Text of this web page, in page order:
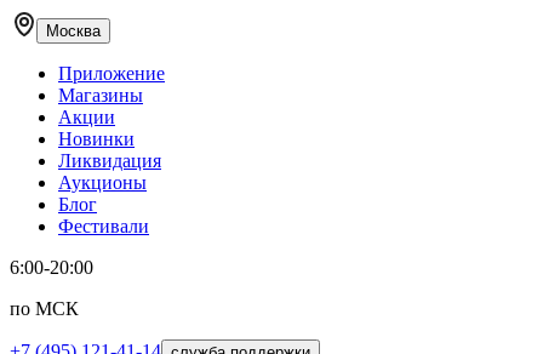
Москва
Приложение
Магазины
Акции
Новинки
Ликвидация
Аукционы
Блог
Фестивали
6:00-20:00
по МСК